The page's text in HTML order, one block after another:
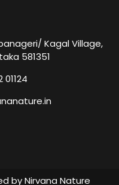
Kagal Village,
581351
01124
by Nirvana Nature